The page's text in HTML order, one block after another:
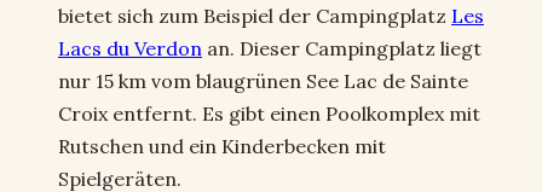
bietet sich zum Beispiel der Campingplatz Les
Lacs du Verdon an. Dieser Campingplatz liegt
nur 15 km vom blaugrünen See Lac de Sainte
Croix entfernt. Es gibt einen Poolkomplex mit
Rutschen und ein Kinderbecken mit
Spielgeräten.